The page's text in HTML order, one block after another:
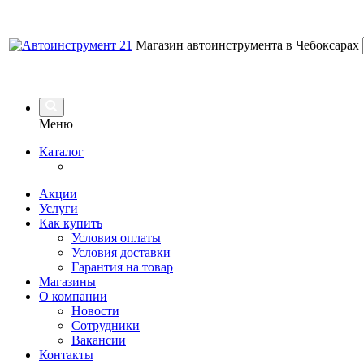
Магазин автоинструмента в Чебоксарах
Меню
Каталог
Акции
Услуги
Как купить
Условия оплаты
Условия доставки
Гарантия на товар
Магазины
О компании
Новости
Сотрудники
Вакансии
Контакты